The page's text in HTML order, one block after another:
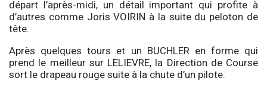
départ l’après-midi, un détail important qui profite à
d’autres comme Joris VOIRIN à la suite du peloton de
tête.
Après quelques tours et un BUCHLER en forme qui
prend le meilleur sur LELIEVRE, la Direction de Course
sort le drapeau rouge suite à la chute d’un pilote.